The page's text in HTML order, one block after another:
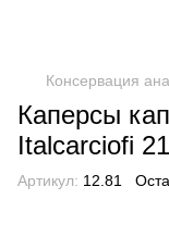
Консервация
Каперсы
Italcarciofi
Артикул: 12.81